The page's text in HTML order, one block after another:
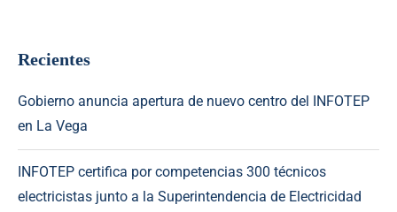
Recientes
Gobierno anuncia apertura de nuevo centro del INFOTEP
en La Vega
INFOTEP certifica por competencias 300 técnicos
electricistas junto a la Superintendencia de Electricidad